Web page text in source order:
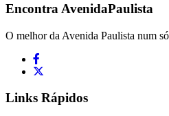
Encontra AvenidaPaulista
O melhor da Avenida Paulista num
Links Rápidos